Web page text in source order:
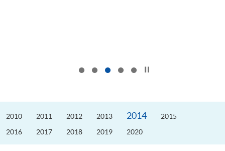
2010 2011 2012 2013 2014
2015
2016
2017 2018 2019 2020